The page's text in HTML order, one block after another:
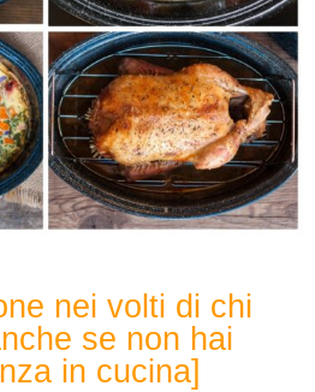
nei volti di chi
se non hai
in cucina]